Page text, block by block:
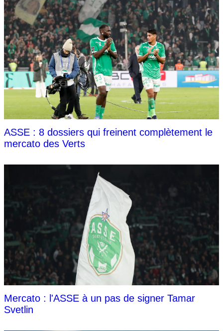
ASSE : 8 dossiers qui freinent complètement le
mercato des Verts
Mercato : l'ASSE à un pas de signer Tamar
Svetlin